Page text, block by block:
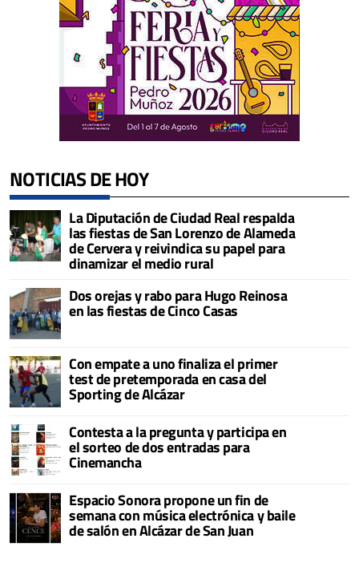
NOTICIAS DE HOY
La Diputación de Ciudad Real respalda
las fiestas de San Lorenzo de Alameda
de Cervera y reivindica su papel para
dinamizar el medio rural
Dos orejas y rabo para Hugo Reinosa
en las fiestas de Cinco Casas
Con empate a uno finaliza el primer
test de pretemporada en casa del
Sporting de Alcázar
Contesta a la pregunta y participa en
el sorteo de dos entradas para
Cinemancha
Espacio Sonora propone un fin de
semana con música electrónica y baile
de salón en Alcázar de San Juan